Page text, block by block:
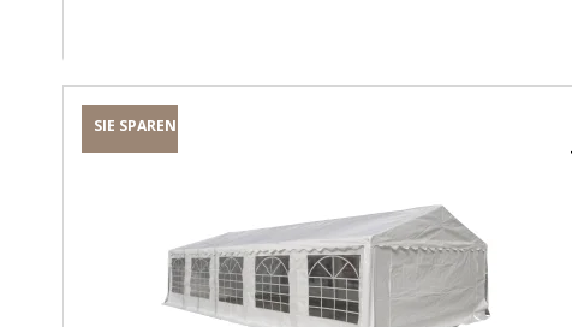
SIE SPAREN